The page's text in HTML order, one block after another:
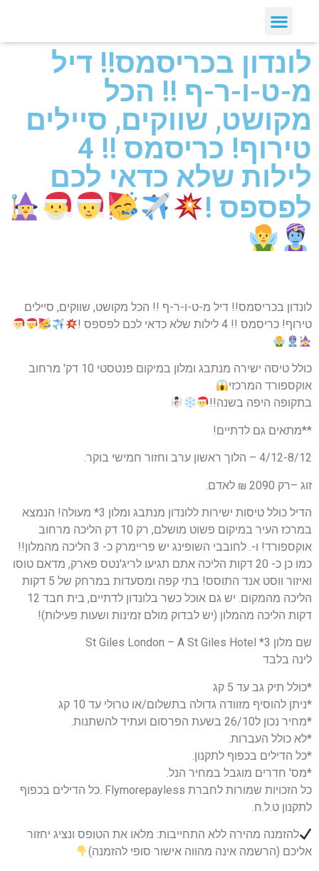
לונדון בכריסמס!! דיל
מ-ט-ו-ר-ף !! הכל
מקושט, שווקים, סיילים
טירוף! כריסמס !! 4
לילות שלא כדאי לכם
לפספס !
לונדון בכריסמס!! דיל מ-ט-ו-ר-ף !! הכל מקושט, שווקים, סיילים
טירוף! כריסמס !! 4 לילות שלא כדאי לכם לפספס !
כולל טיסה ישירה מנתבג ומלון במיקום פנטסטי 10 דק' מרחוב
אוקספורד המרכזי
בתקופה היפה בשנה!!
**מתאים גם לדתיים!
4/12-8/12 – הלוך ראשון ערב וחזור חמישי בוקר.
זוג –רק 2090 ₪ לאדם.
הדיל כולל טיסות ישירות ללונדון מנתבג ומלון 3* מעולה! הנמצא
במרכז העיר במיקום פשוט מושלם, רק 10 דק הליכה מרחוב
אוקספורד! ו-. לחובבי השופינג יש פריימרק כ- 3 הליכה מהמלון!!
כמו כן כ- 20 דקות הליכה אתם תגיעו לריג'נטס פארק, מדאם טוסו
ואיזור ווסט אנד התוסס! בתי קפה ומסעדות במרחק של 5 דקות
הליכה מהמקום. יש גם אוכל כשר בלונדון לדתיים, בית חבד 12
דקות הליכה מהמלון (יש לבדוק מולם זמינות ושעות פעילות)!
שם מלון 3* St Giles London – A St Giles Hotel
לינה בלבד
*כולל תיק גב עד 5 קג
*ניתן להוסיף מזוודה גדולה בתשלום/או טרולי עד 10 קג
*מחיר נכון ל26/10 בשעת הפרסום ועתיד להשתנות.
*לא כולל העברות.
*כל הדילים בכפוף לתקנון.
*מס' חדרים מוגבל במחיר הנל.
כל הזכויות שמורות לחברת Flymorepayless .כל הדילים בכפוף
לתקנון ט.ל.ח.
להזמנה מהירה ללא התחייבות: מלאו את הטופס ונציג יחזור
אליכם (הרשמה אינה מהווה אישור סופי להזמנה)